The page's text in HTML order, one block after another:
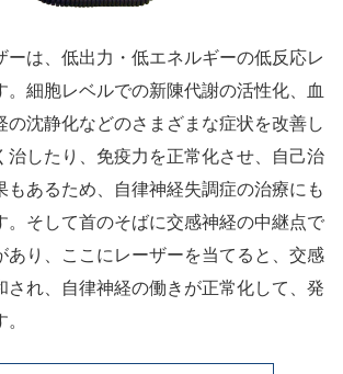
ーは、低出力・低エネルギーの低反応レ
。細胞レベルでの新陳代謝の活性化、血
の沈静化などのさまざまな症状を改善し
治したり、免疫力を正常化させ、自己治
もあるため、自律神経失調症の治療にも
。そして首のそばに交感神経の中継点で
あり、ここにレーザーを当てると、交感
され、自律神経の働きが正常化して、発